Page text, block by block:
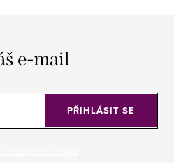
e-mail
PŘIHLÁSIT SE